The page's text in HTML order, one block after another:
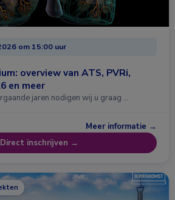
om 15:00 uur
overview van ATS, PVRi,
en meer
jaren nodigen wij u graag …
Meer informatie →
Direct inschrijven →